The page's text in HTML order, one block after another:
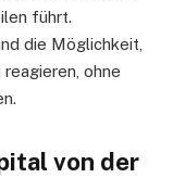
führt.
die Möglichkeit,
ohne
von der